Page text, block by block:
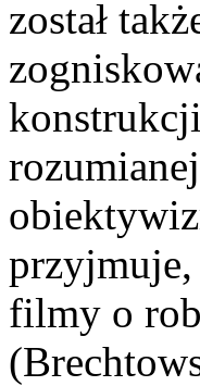
został
przyjmuje,
filmy o